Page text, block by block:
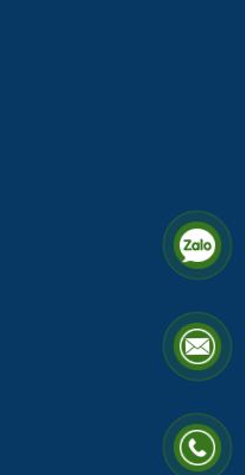
hãng đầy đủ linh phụ kiện
tất cả các loại
sự tiết kiệm bột